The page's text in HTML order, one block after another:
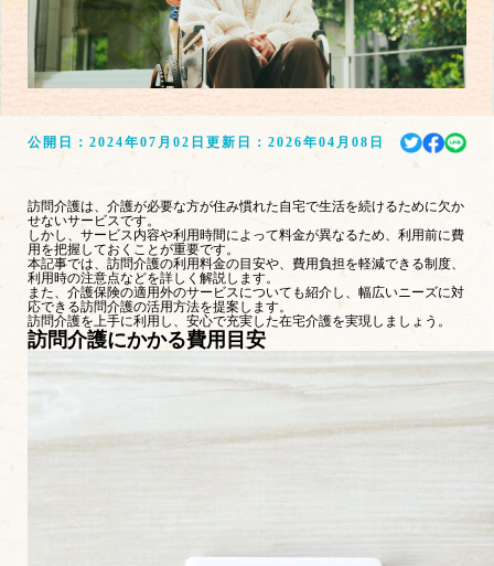
公開日： 2024年07月02日 更新日： 2026年04月08日
訪問介護は、介護が必要な方が住み慣れた自宅で生活を続けるために欠か
せないサービスです。
しかし、サービス内容や利用時間によって料金が異なるため、利用前に費
用を把握しておくことが重要です。
本記事では、訪問介護の利用料金の目安や、費用負担を軽減できる制度、
利用時の注意点などを詳しく解説します。
また、介護保険の適用外のサービスについても紹介し、幅広いニーズに対
応できる訪問介護の活用方法を提案します。
訪問介護を上手に利用し、安心で充実した在宅介護を実現しましょう。
訪問介護にかかる費用目安